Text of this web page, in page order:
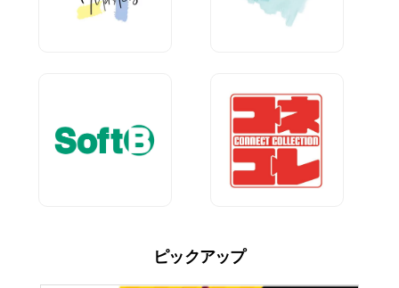
ピックアップ